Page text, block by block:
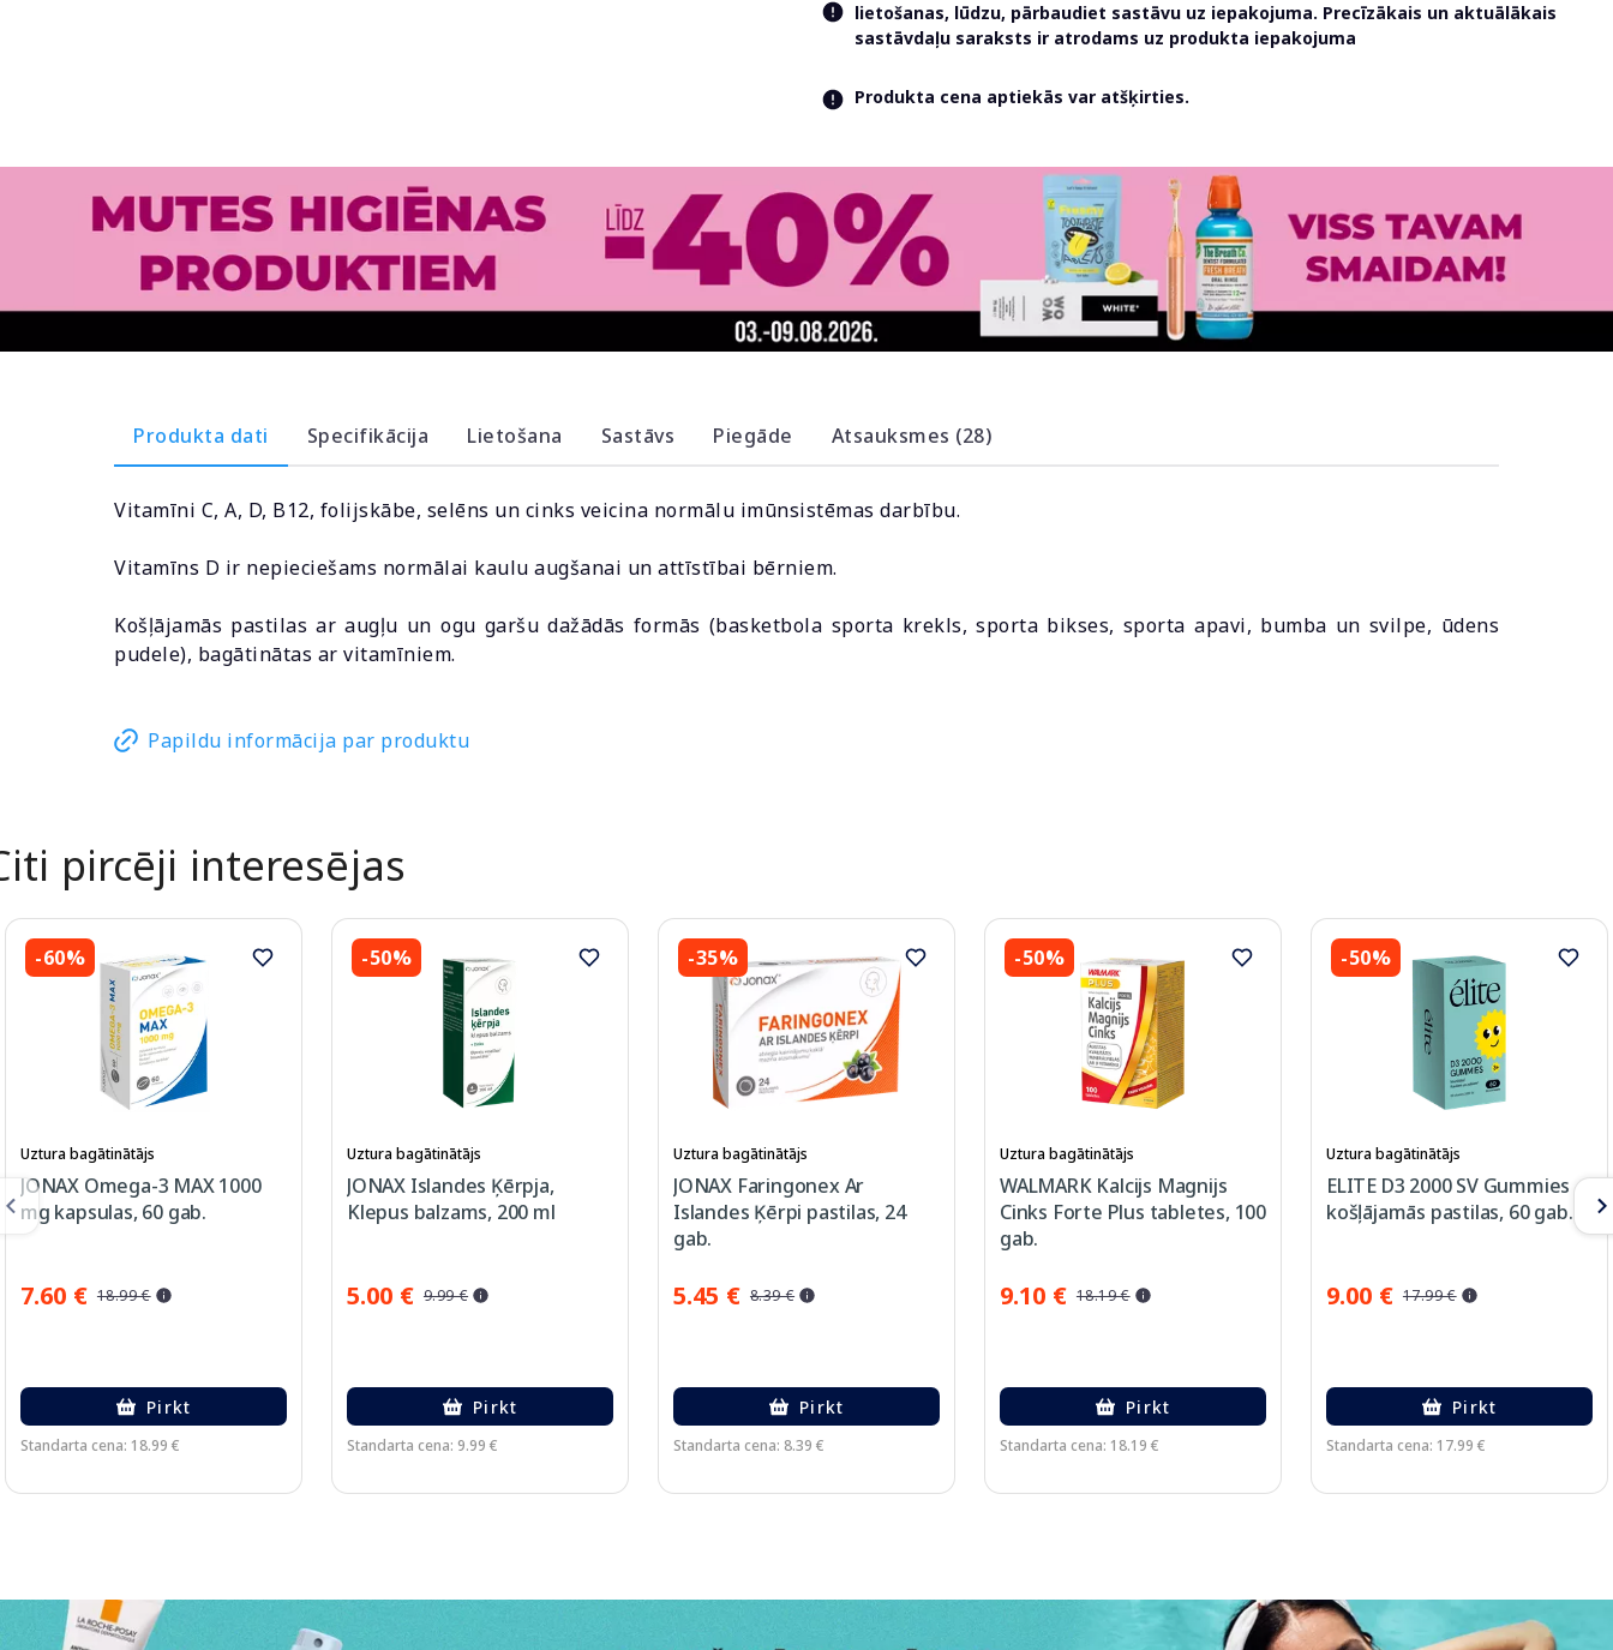
lietošanas, lūdzu, pārbaudiet sastāvu uz iepakojuma. Precīzākais un aktuālākais
sastāvdaļu saraksts ir atrodams uz produkta iepakojuma
Produkta cena aptiekās var atšķirties.
Produkta dati Specifikācija Lietošana Sastāvs Piegāde Atsauksmes (28)
Vitamīni C, A, D, B12, folijskābe, selēns un cinks veicina normālu imūnsistēmas darbību.
Vitamīns D ir nepieciešams normālai kaulu augšanai un attīstībai bērniem.
Košļājamās pastilas ar augļu un ogu garšu dažādās formās (basketbola sporta krekls, sporta bikses, sporta apavi, bumba un svilpe, ūdens
pudele), bagātinātas ar vitamīniem.
Papildu informācija par produktu
pircēji interesējas
-60%
Uztura bagātinātājs
JONAX Omega-3 MAX 1000
mg kapsulas, 60 gab.
7.60 € 18.99 €
Pirkt
Standarta cena: 18.99 €
-50%
Uztura bagātinātājs
JONAX Islandes Ķērpja,
Klepus balzams, 200 ml
5.00 € 9.99 €
Pirkt
Standarta cena: 9.99 €
-35%
Uztura bagātinātājs
JONAX Faringonex Ar
Islandes Ķērpi pastilas, 24
gab.
5.45 € 8.39 €
Pirkt
Standarta cena: 8.39 €
-50%
Uztura bagātinātājs
WALMARK Kalcijs Magnijs
Cinks Forte Plus tabletes, 100
gab.
9.10 € 18.19 €
Pirkt
Standarta cena: 18.19 €
-50%
Uztura bagātinātājs
ELITE D3 2000 SV Gummies
košļājamās pastilas, 60 gab.
9.00 € 17.99 €
Pirkt
Standarta cena: 17.99 €